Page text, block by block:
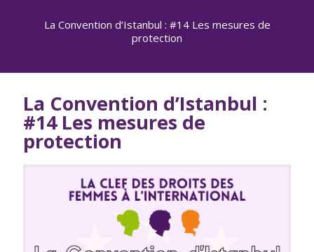
La Convention d’Istanbul : #14 Les mesures de
protection
La Convention d’Istanbul :
#14 Les mesures de
protection